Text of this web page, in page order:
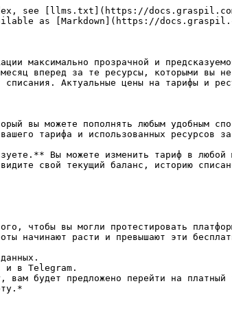
see [llms.txt](https://
as [Markdown](https://
максимально прозрачной и
вперед за те ресурсы, которыми вы
списания. Актуальные цены на тарифы и
вы можете пополнять любым удобным
тарифа и использованных ресурсов
Вы можете изменить тариф в любой
свой текущий баланс, историю
чтобы вы могли протестировать
начинают расти и превышают эти
и в Telegram.
вам будет предложено перейти на